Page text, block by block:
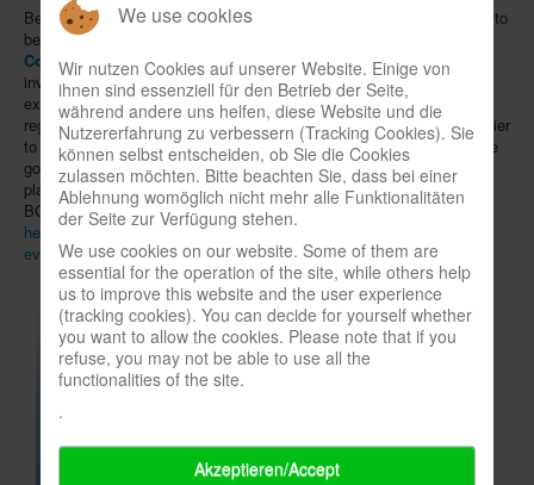
BecauseDice Tower Eastin Orlando and
in Dallas had to
be cancelled,
Con
on June 24-28 online. For five days and nights, participants are
invited to host and join virtual board games on various platforms, for
example via Zoom, Skype or Discord, with users themselves
registering games. The site Tabletop.Eventsintends to make it easier
to connect. A schedulecan be foundhere, where exhibitors also are
going to announce their own events and demos. The games of the
platformTabletopiaarefree of chargefor the duration of the Con.
BGG has compiled tips for playing online here . Tickets are available
here
. Free access is available to everyone
events.
We use cookies
Wir nutzen Cookies auf unserer Website. Einige von
ihnen sind essenziell für den Betrieb der Seite,
während andere uns helfen, diese Website und die
Nutzererfahrung zu verbessern (Tracking Cookies). Sie
können selbst entscheiden, ob Sie die Cookies
zulassen möchten. Bitte beachten Sie, dass bei einer
Ablehnung womöglich nicht mehr alle Funktionalitäten
der Seite zur Verfügung stehen.
We use cookies on our website. Some of them are
essential for the operation of the site, while others help
us to improve this website and the user experience
(tracking cookies). You can decide for yourself whether
you want to allow the cookies. Please note that if you
refuse, you may not be able to use all the
functionalities of the site.
.
Akzeptieren/Accept